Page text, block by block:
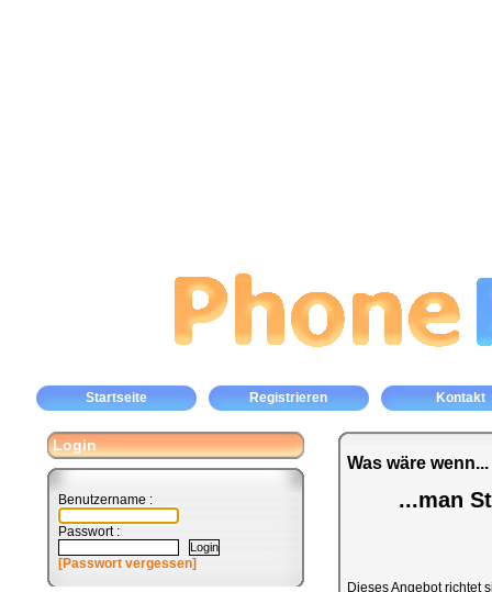
Startseite Registrieren Kontakt
Login
Benutzername :
Passwort :
[Passwort vergessen]
Was wäre wenn...
...man
Dieses Angebot richtet